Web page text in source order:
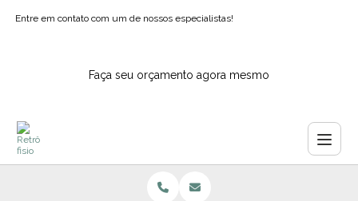
Entre em contato com um de nossos especialistas!
Faça seu orçamento agora mesmo